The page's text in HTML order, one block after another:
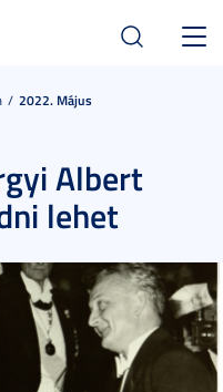
2022. Május
Albert
lehet